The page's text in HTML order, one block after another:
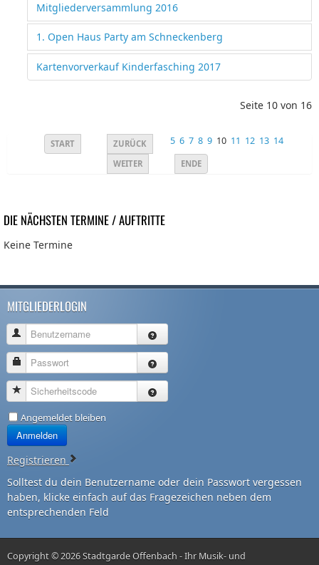
Mitgliederversammlung 2016
1. Open Haus Party am Schneckenberg
Kartenvorverkauf Kinderfasching 2017
Seite 10 von 16
START ZURÜCK 5 6 7 8 9 10 11 12 13 14
WEITER ENDE
DIE NÄCHSTEN TERMINE / AUFTRITTE
Keine Termine
MITGLIEDERLOGIN
Benutzername
Passwort
Sicherheitscode
Angemeldet bleiben
Anmelden
Registrieren
Solltest du dein Benutzername oder dein Passwort vergessen
haben, klicke einfach auf das Fragezeichen neben dem
entsprechenden Feld
Copyright © 2026 Stadtgarde Offenbach - Ihr Musik- und